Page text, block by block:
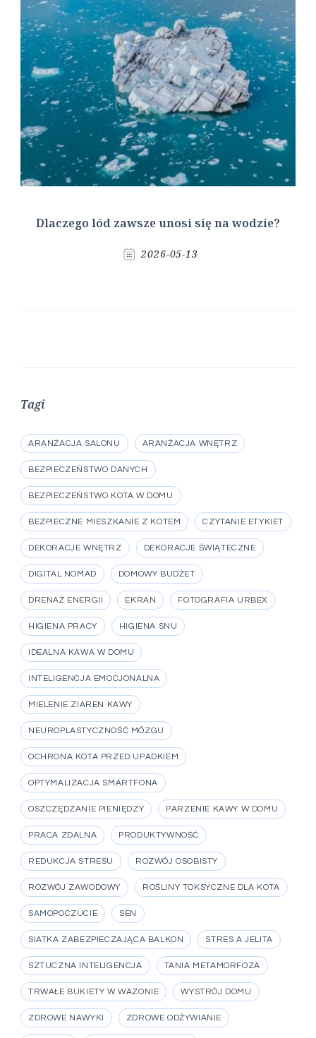
Dlaczego lód zawsze unosi się na wodzie?
2026-05-13
Tagi
ARANŻACJA SALONU ARANŻACJA WNĘTRZ
BEZPIECZEŃSTWO DANYCH
BEZPIECZEŃSTWO KOTA W DOMU
BEZPIECZNE MIESZKANIE Z KOTEM CZYTANIE ETYKIET
DEKORACJE WNĘTRZ DEKORACJE ŚWIĄTECZNE
DIGITAL NOMAD DOMOWY BUDŻET
DRENAŻ ENERGII EKRAN FOTOGRAFIA URBEX
HIGIENA PRACY HIGIENA SNU
IDEALNA KAWA W DOMU
INTELIGENCJA EMOCJONALNA
MIELENIE ZIAREN KAWY
NEUROPLASTYCZNOŚĆ MÓZGU
OCHRONA KOTA PRZED UPADKIEM
OPTYMALIZACJA SMARTFONA
OSZCZĘDZANIE PIENIĘDZY PARZENIE KAWY W DOMU
PRACA ZDALNA PRODUKTYWNOŚĆ
REDUKCJA STRESU ROZWÓJ OSOBISTY
ROZWÓJ ZAWODOWY ROŚLINY TOKSYCZNE DLA KOTA
SAMOPOCZUCIE SEN
SIATKA ZABEZPIECZAJĄCA BALKON STRES A JELITA
SZTUCZNA INTELIGENCJA TANIA METAMORFOZA
TRWAŁE BUKIETY W WAZONIE WYSTRÓJ DOMU
ZDROWE NAWYKI ZDROWE ODŻYWIANIE